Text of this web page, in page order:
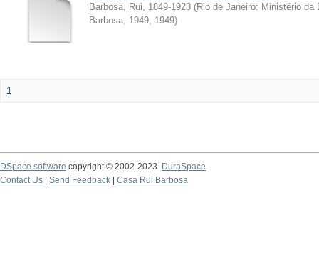
Barbosa, Rui, 1849-1923 (Rio de Janeiro: Ministério
Barbosa, 1949, 1949)
1
DSpace software copyright © 2002-2023
DuraSpace
Contact Us
Send Feedback Casa Rui Barbosa